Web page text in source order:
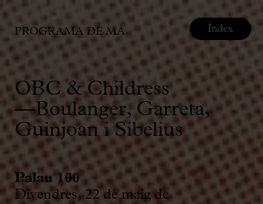
PROGRAMA DE MÀ
OBC & Childress
—Boulanger, Garreta,
Guinjoan i Sibelius
Palau 100
Divendres, 22 de maig de
Índex